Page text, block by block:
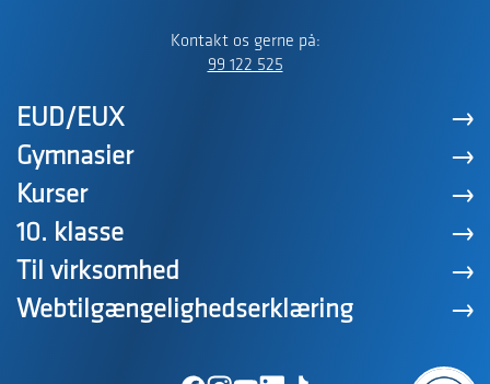
Kontakt os gerne på:
99 122 525
EUD/EUX
Gymnasier
Kurser
10. klasse
Til virksomhed
Webtilgængelighedserklæring